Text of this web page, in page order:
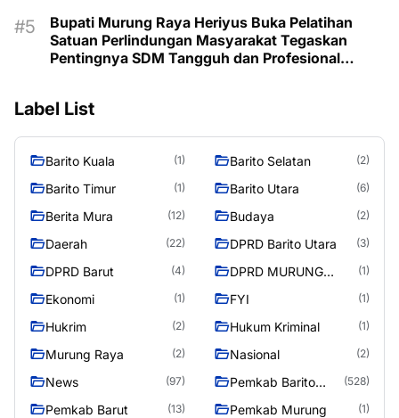
Bupati Murung Raya Heriyus Buka Pelatihan
Satuan Perlindungan Masyarakat Tegaskan
Pentingnya SDM Tangguh dan Profesional
Label List
Barito Kuala (1) Barito Selatan (2)
Barito Timur (1) Barito Utara (6)
Berita Mura (12) Budaya (2)
Daerah (22) DPRD Barito Utara (3)
DPRD Barut (4)
DPRD MURUNG
(1)
Ekonomi (1) FYI (1)
Hukrim (2) Hukum Kriminal (1)
Murung Raya (2) Nasional (2)
News (97)
Pemkab Barito
(528)
Pemkab Barut (13) Pemkab Murung (1)